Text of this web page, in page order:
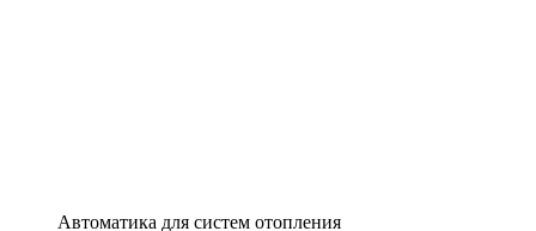
Автоматика для систем отопления